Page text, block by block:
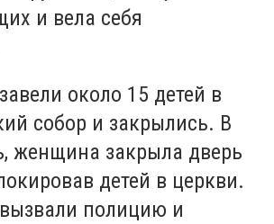
и вела себя
около 15 детей в
собор и закрылись. В
женщина закрыла дверь
детей в церкви.
полицию и